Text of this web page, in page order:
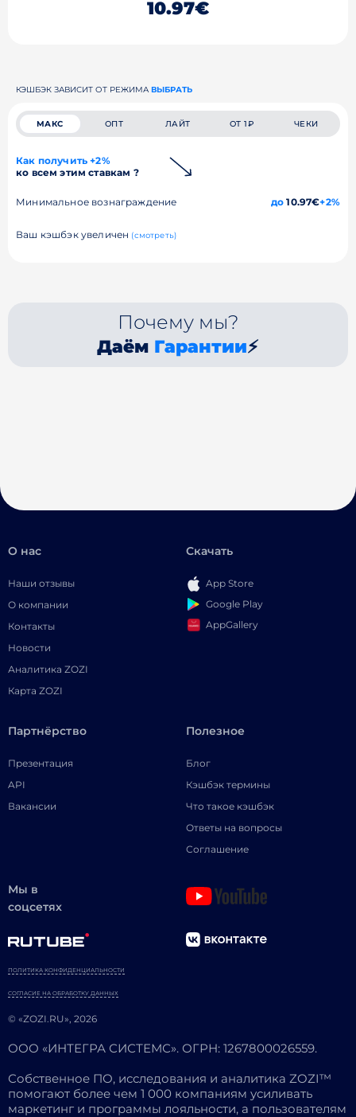
10.97€
КЭШБЭК ЗАВИСИТ ОТ РЕЖИМА ВЫБРАТЬ
МАКС ОПТ ЛАЙТ ОТ 1₽ ЧЕКИ
Как получить +2%
ко всем этим ставкам ?
Минимальное вознаграждение до 10.97€+2%
Ваш кэшбэк увеличен (смотреть)
Почему мы?
Даём Гарантии⚡
О нас
Наши отзывы
О компании
Контакты
Новости
Аналитика ZOZI
Карта ZOZI
Скачать
App Store
Google Play
AppGallery
Партнёрство
Презентация
API
Вакансии
Полезное
Блог
Кэшбэк термины
Что такое кэшбэк
Ответы на вопросы
Соглашение
Мы в
соцсетях
© «ZOZI.RU», 2026
ПОЛИТИКА КОНФИДЕНЦИАЛЬНОСТИ
СОГЛАСИЕ НА ОБРАБОТКУ ДАННЫХ
ООО «ИНТЕГРА СИСТЕМС». ОГРН: 1267800026559.
Собственное ПО, исследования и аналитика ZOZI™
помогают более чем 1 000 компаниям усиливать
маркетинг и программы лояльности, а пользователям